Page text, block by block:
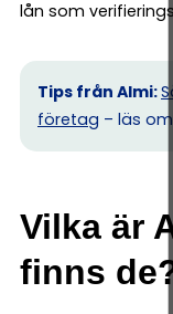
lån som
Tips från Almi:
företag – läs
Vilka är
finns